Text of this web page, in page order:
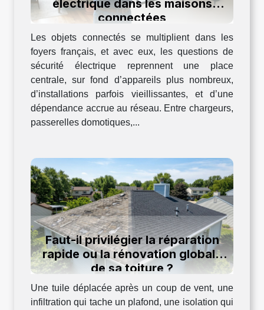
électrique dans les maisons
connectées
Les objets connectés se multiplient dans les
foyers français, et avec eux, les questions de
sécurité électrique reprennent une place
centrale, sur fond d’appareils plus nombreux,
d’installations parfois vieillissantes, et d’une
dépendance accrue au réseau. Entre chargeurs,
passerelles domotiques,...
Faut-il privilégier la réparation
rapide ou la rénovation globale
de sa toiture ?
Une tuile déplacée après un coup de vent, une
infiltration qui tache un plafond, une isolation qui